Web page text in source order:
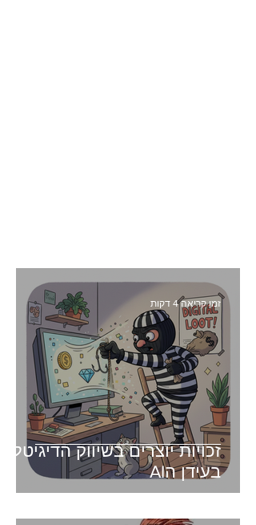
זכויות יוצרים בשיווק הדיגיטלי
בעידן הAI
זמן קריאה 4 דקות